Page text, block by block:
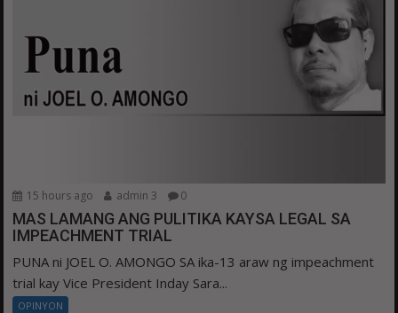
15 hours ago admin 3 0
MAS LAMANG ANG PULITIKA KAYSA LEGAL SA
IMPEACHMENT TRIAL
PUNA ni JOEL O. AMONGO SA ika-13 araw ng impeachment
trial kay Vice President Inday Sara...
OPINYON